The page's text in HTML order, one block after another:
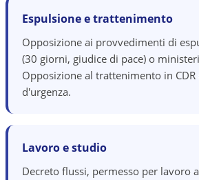
Espulsione e trattenimento
Opposizione ai provvedimenti di
(30 giorni, giudice di pace) o
Opposizione al trattenimento in CDR
d'urgenza.
Lavoro e studio
Decreto flussi, permesso per lavoro